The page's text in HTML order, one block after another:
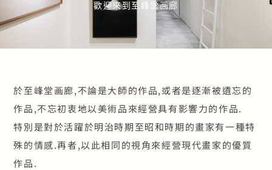
歡迎來到至峰堂画廊​
於至峰堂画廊,不論是大師的作品,或者是逐漸被遺忘的
作品,不忘初衷地以美術品來經營具有影響力的作品.
特別是對於活躍於明治時期至昭和時期的畫家有一種特
殊的情感.再者,以此相同的視角來經營現代畫家的優質
作品.